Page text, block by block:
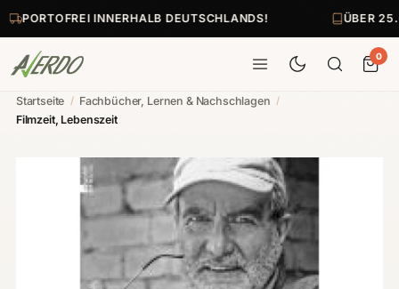
PORTOFREI INNERHALB DEUTSCHLANDS! ÜBER
0
Startseite / Fachbücher, Lernen & Nachschlagen /
Filmzeit, Lebenszeit